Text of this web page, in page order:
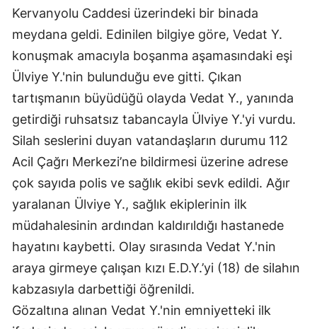
Kervanyolu Caddesi üzerindeki bir binada
meydana geldi. Edinilen bilgiye göre, Vedat Y.
konuşmak amacıyla boşanma aşamasındaki eşi
Ülviye Y.'nin bulunduğu eve gitti. Çıkan
tartışmanın büyüdüğü olayda Vedat Y., yanında
getirdiği ruhsatsız tabancayla Ülviye Y.'yi vurdu.
Silah seslerini duyan vatandaşların durumu 112
Acil Çağrı Merkezi’ne bildirmesi üzerine adrese
çok sayıda polis ve sağlık ekibi sevk edildi. Ağır
yaralanan Ülviye Y., sağlık ekiplerinin ilk
müdahalesinin ardından kaldırıldığı hastanede
hayatını kaybetti. Olay sırasında Vedat Y.'nin
araya girmeye çalışan kızı E.D.Y.’yi (18) de silahın
kabzasıyla darbettiği öğrenildi.
Gözaltına alınan Vedat Y.'nin emniyetteki ilk